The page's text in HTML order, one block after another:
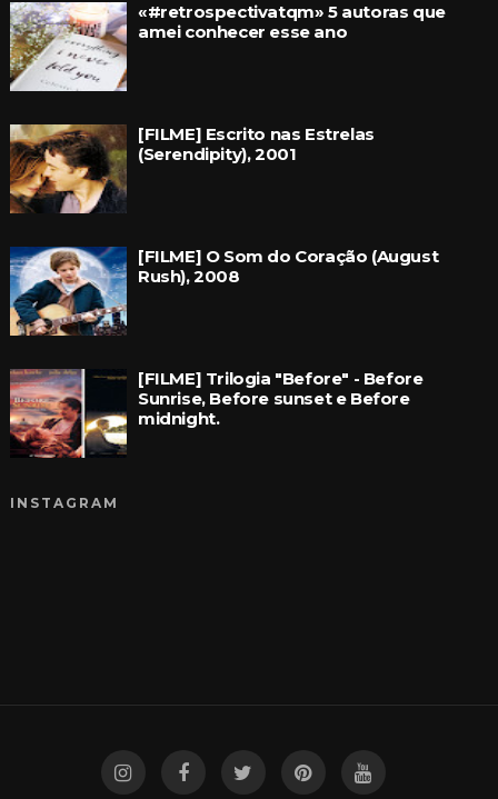
«#retrospectivatqm» 5 autoras que
amei conhecer esse ano
[FILME] Escrito nas Estrelas
(Serendipity), 2001
[FILME] O Som do Coração (August
Rush), 2008
[FILME] Trilogia "Before" - Before
Sunrise, Before sunset e Before
midnight.
INSTAGRAM